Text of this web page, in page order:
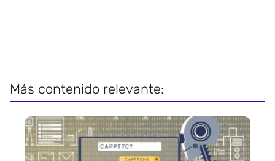
Más contenido relevante: